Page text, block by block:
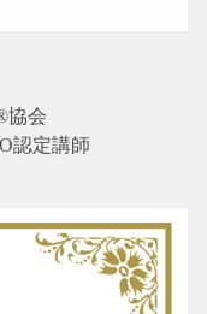
協会
認定講師